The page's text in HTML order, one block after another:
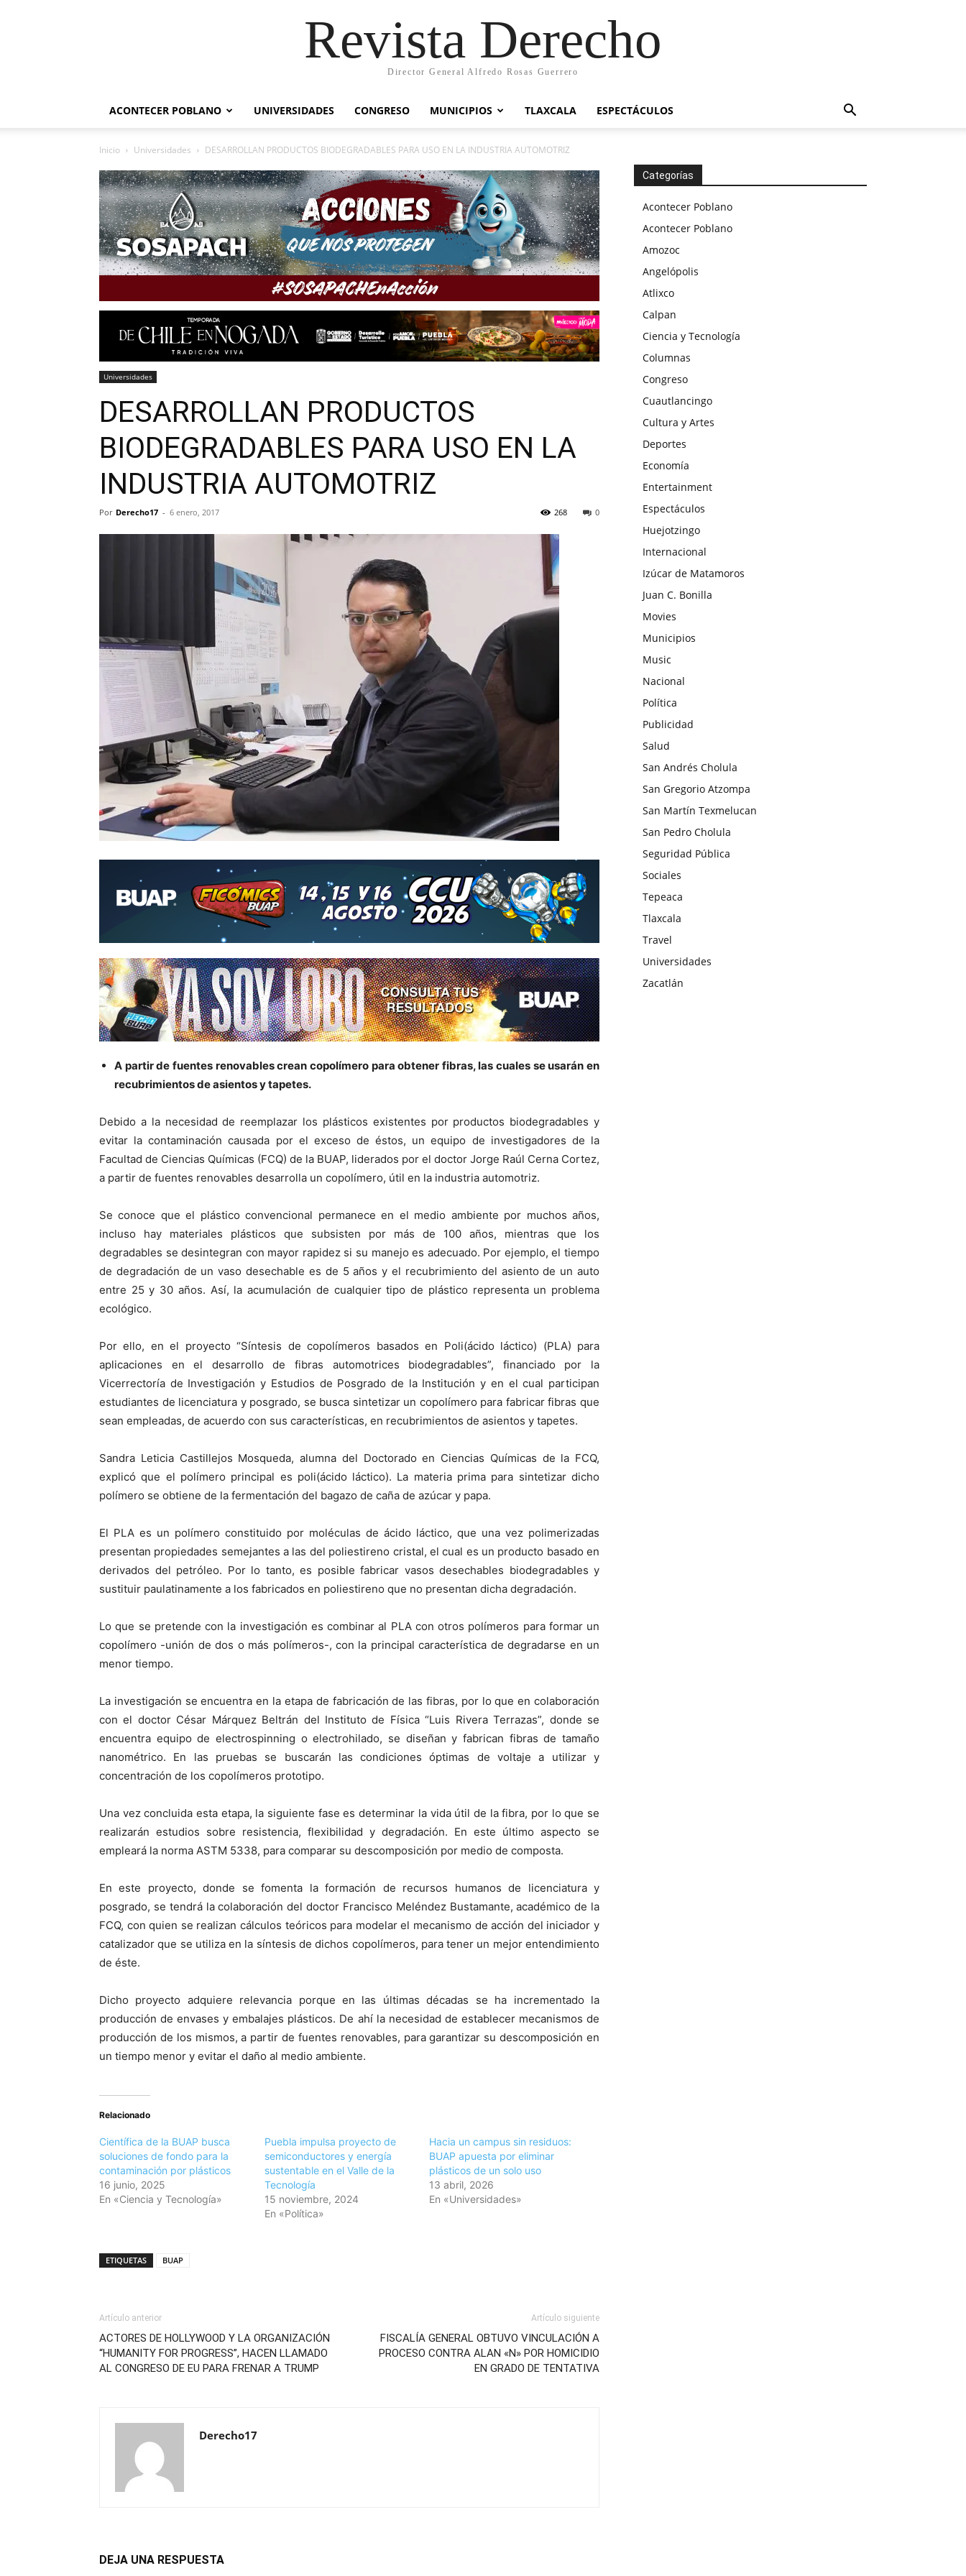
Revista Derecho
Director General Alfredo Rosas Guerrero
ACONTECER POBLANO UNIVERSIDADES CONGRESO MUNICIPIOS TLAXCALA ESPECTÁCULOS
Inicio Universidades DESARROLLAN PRODUCTOS BIODEGRADABLES PARA USO EN LA INDUSTRIA AUTOMOTRIZ
Universidades
DESARROLLAN PRODUCTOS
BIODEGRADABLES PARA USO EN LA
INDUSTRIA AUTOMOTRIZ
Por Derecho17 - 6 enero, 2017 0
268
A partir de fuentes renovables crean copolímero para obtener fibras, las cuales se usarán en
recubrimientos de asientos y tapetes.
Debido a la necesidad de reemplazar los plásticos existentes por productos biodegradables y
evitar la contaminación causada por el exceso de éstos, un equipo de investigadores de la
Facultad de Ciencias Químicas (FCQ) de la BUAP, liderados por el doctor Jorge Raúl Cerna Cortez,
a partir de fuentes renovables desarrolla un copolímero, útil en la industria automotriz.
Se conoce que el plástico convencional permanece en el medio ambiente por muchos años,
incluso hay materiales plásticos que subsisten por más de 100 años, mientras que los
degradables se desintegran con mayor rapidez si su manejo es adecuado. Por ejemplo, el tiempo
de degradación de un vaso desechable es de 5 años y el recubrimiento del asiento de un auto
entre 25 y 30 años. Así, la acumulación de cualquier tipo de plástico representa un problema
ecológico.
Por ello, en el proyecto “Síntesis de copolímeros basados en Poli(ácido láctico) (PLA) para
aplicaciones en el desarrollo de fibras automotrices biodegradables”, financiado por la
Vicerrectoría de Investigación y Estudios de Posgrado de la Institución y en el cual participan
estudiantes de licenciatura y posgrado, se busca sintetizar un copolímero para fabricar fibras que
sean empleadas, de acuerdo con sus características, en recubrimientos de asientos y tapetes.
Sandra Leticia Castillejos Mosqueda, alumna del Doctorado en Ciencias Químicas de la FCQ,
explicó que el polímero principal es poli(ácido láctico). La materia prima para sintetizar dicho
polímero se obtiene de la fermentación del bagazo de caña de azúcar y papa.
El PLA es un polímero constituido por moléculas de ácido láctico, que una vez polimerizadas
presentan propiedades semejantes a las del poliestireno cristal, el cual es un producto basado en
derivados del petróleo. Por lo tanto, es posible fabricar vasos desechables biodegradables y
sustituir paulatinamente a los fabricados en poliestireno que no presentan dicha degradación.
Lo que se pretende con la investigación es combinar al PLA con otros polímeros para formar un
copolímero -unión de dos o más polímeros-, con la principal característica de degradarse en un
menor tiempo.
La investigación se encuentra en la etapa de fabricación de las fibras, por lo que en colaboración
con el doctor César Márquez Beltrán del Instituto de Física “Luis Rivera Terrazas”, donde se
encuentra equipo de electrospinning o electrohilado, se diseñan y fabrican fibras de tamaño
nanométrico. En las pruebas se buscarán las condiciones óptimas de voltaje a utilizar y
concentración de los copolímeros prototipo.
Una vez concluida esta etapa, la siguiente fase es determinar la vida útil de la fibra, por lo que se
realizarán estudios sobre resistencia, flexibilidad y degradación. En este último aspecto se
empleará la norma ASTM 5338, para comparar su descomposición por medio de composta.
En este proyecto, donde se fomenta la formación de recursos humanos de licenciatura y
posgrado, se tendrá la colaboración del doctor Francisco Meléndez Bustamante, académico de la
FCQ, con quien se realizan cálculos teóricos para modelar el mecanismo de acción del iniciador y
catalizador que se utiliza en la síntesis de dichos copolímeros, para tener un mejor entendimiento
de éste.
Dicho proyecto adquiere relevancia porque en las últimas décadas se ha incrementado la
producción de envases y embalajes plásticos. De ahí la necesidad de establecer mecanismos de
producción de los mismos, a partir de fuentes renovables, para garantizar su descomposición en
un tiempo menor y evitar el daño al medio ambiente.
Relacionado
Científica de la BUAP busca
soluciones de fondo para la
contaminación por plásticos
16 junio, 2025
En «Ciencia y Tecnología»
Puebla impulsa proyecto de
semiconductores y energía
sustentable en el Valle de la
Tecnología
15 noviembre, 2024
En «Política»
Hacia un campus sin residuos:
BUAP apuesta por eliminar
plásticos de un solo uso
13 abril, 2026
En «Universidades»
ETIQUETAS BUAP
Artículo anterior
ACTORES DE HOLLYWOOD Y LA ORGANIZACIÓN
“HUMANITY FOR PROGRESS”, HACEN LLAMADO
AL CONGRESO DE EU PARA FRENAR A TRUMP
Artículo siguiente
FISCALÍA GENERAL OBTUVO VINCULACIÓN A
PROCESO CONTRA ALAN «N» POR HOMICIDIO
EN GRADO DE TENTATIVA
Derecho17
DEJA UNA RESPUESTA
Categorías
Acontecer Poblano
Acontecer Poblano
Amozoc
Angelópolis
Atlixco
Calpan
Ciencia y Tecnología
Columnas
Congreso
Cuautlancingo
Cultura y Artes
Deportes
Economía
Entertainment
Espectáculos
Huejotzingo
Internacional
Izúcar de Matamoros
Juan C. Bonilla
Movies
Municipios
Music
Nacional
Política
Publicidad
Salud
San Andrés Cholula
San Gregorio Atzompa
San Martín Texmelucan
San Pedro Cholula
Seguridad Pública
Sociales
Tepeaca
Tlaxcala
Travel
Universidades
Zacatlán